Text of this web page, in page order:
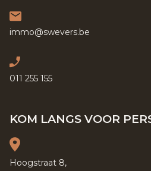
immo@swevers.be
011 255 155
KOM LANGS VOOR
Hoogstraat 8,